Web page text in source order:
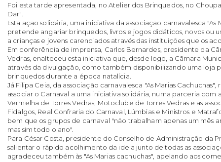
Foi esta tarde apresentada, no Atelier dos Brinquedos, no
Dar".
Esta ação solidária, uma iniciativa da associação carnavalesca "As
pretende angariar brinquedos, livros e jogos didáticos, novos ou
a crianças e jovens carenciados através das instituições que os
Em conferência de imprensa, Carlos Bernardes, presidente da
Vedras, enalteceu esta iniciativa que, desde logo, a Câmara
através da divulgação, como também disponibilizando uma loja
brinquedos durante a época natalícia.
Já Filipa Ceia, da associação carnavalesca "As Marias
associar o Carnaval a uma iniciativa solidária, numa parceria com
Vermelha de Torres Vedras, Motoclube de Torres Vedras e as
Fidalgos, Real Confraria do Carnaval, Lúmbias e Ministros e
bem que os grupos de carnaval "não trabalham apenas um mês
mas sim todo o ano".
Para César Costa, presidente do Conselho de Administração da
salientar o rápido acolhimento da ideia junto de todas as
agradeceu também às "As Marias cachuchas", apelando aos